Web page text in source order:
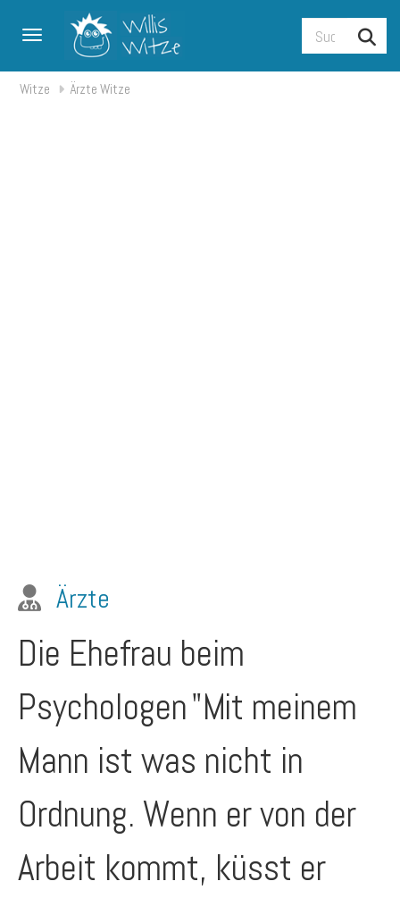
Toggle navigation
Witze Ärzte Witze
Ärzte
Die Ehefrau beim
Psychologen"Mit meinem
Mann ist was nicht in
Ordnung. Wenn er von der
Arbeit kommt, küsst er